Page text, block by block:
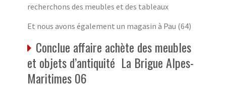
recherchons des meubles et des tableaux
Et nous avons également un magasin à Pau (64)
Conclue affaire achète des meubles
et objets d’antiquité La Brigue Alpes-
Maritimes 06